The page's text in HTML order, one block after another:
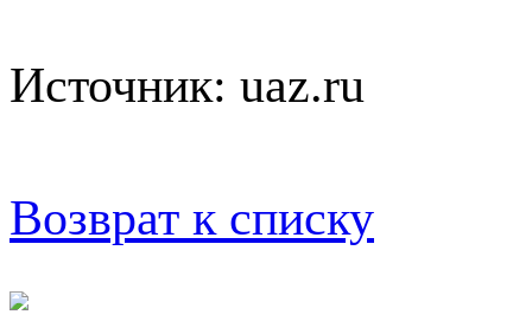
Источник: uaz.ru
Возврат к списку